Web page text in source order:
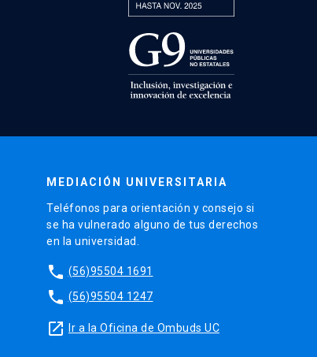
MEDIACIÓN UNIVERSITARIA
Teléfonos para orientación y consejo si
se ha vulnerado alguno de tus derechos
en la universidad.
phone (56)95504 1691
phone (56)95504 1247
launch Ir a la Oficina de Ombuds UC